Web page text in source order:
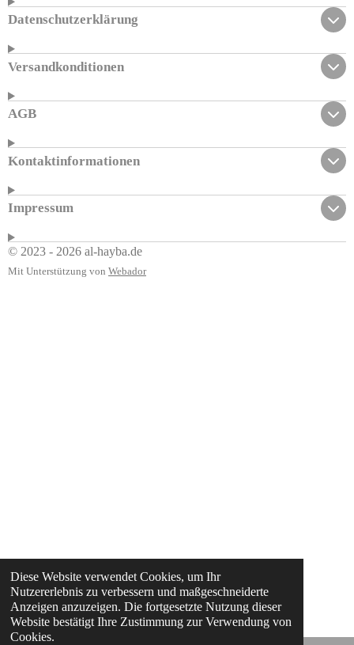
Diese Website verwendet Cookies, um Ihr
Nutzererlebnis zu verbessern und maßgeschneiderte
Anzeigen anzuzeigen. Die fortgesetzte Nutzung dieser
Website bestätigt Ihre Zustimmung zur Verwendung von
Cookies.
Datenschutzerklärung
Versandkonditionen
AGB
Kontaktinformationen
Impressum
© 2023 - 2026 al-hayba.de
Mit Unterstützung von Webador